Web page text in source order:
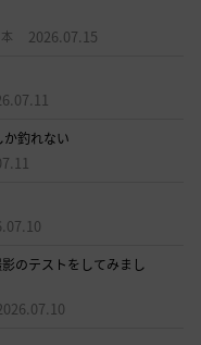
2026.07.15
釣れない
のテストをしてみまし